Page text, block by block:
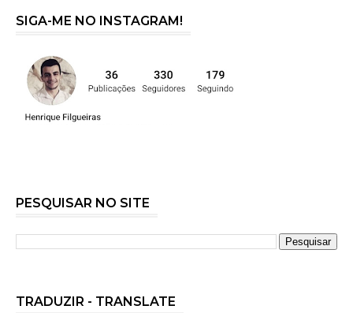
SIGA-ME NO INSTAGRAM!
PESQUISAR NO SITE
TRADUZIR - TRANSLATE